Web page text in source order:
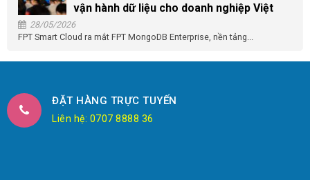
vận hành dữ liệu cho doanh nghiệp Việt
28/05/2026
FPT Smart Cloud ra mắt FPT MongoDB Enterprise, nền tảng...
ĐẶT HÀNG TRỰC TUYẾN
Liên hệ: 0707 8888 36